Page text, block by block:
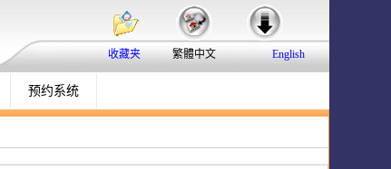
收藏夹 繁體中文 English
预约系统
IC卡(NFC)发卡器
UHF读卡器
智能卡登录